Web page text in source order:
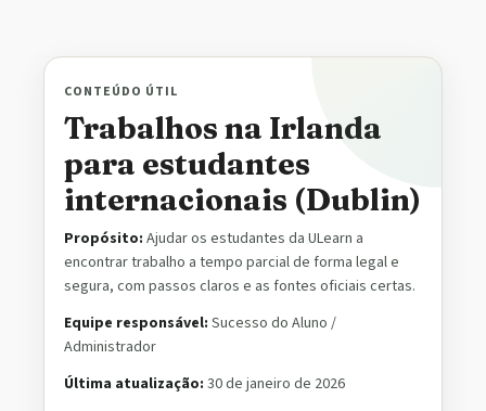
CONTEÚDO ÚTIL
Trabalhos na Irlanda
para estudantes
internacionais (Dublin)
Propósito: Ajudar os estudantes da ULearn a
encontrar trabalho a tempo parcial de forma legal e
segura, com passos claros e as fontes oficiais certas.
Equipe responsável: Sucesso do Aluno /
Administrador
Última atualização: 30 de janeiro de 2026